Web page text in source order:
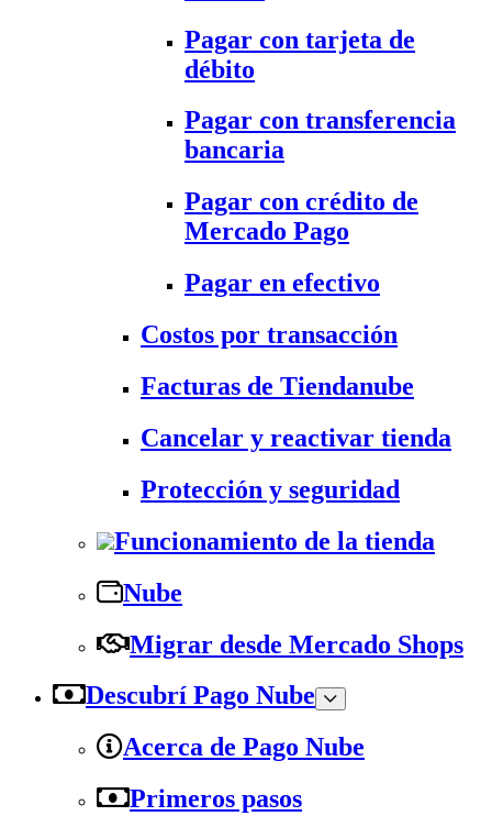
Pagar con tarjeta de
débito
Pagar con transferencia
bancaria
Pagar con crédito de
Mercado Pago
Pagar en efectivo
Costos por transacción
Facturas de Tiendanube
Cancelar y reactivar tienda
Protección y seguridad
Funcionamiento de la tienda
Nube
Migrar desde Mercado Shops
Descubrí Pago Nube
Acerca de Pago Nube
Primeros pasos